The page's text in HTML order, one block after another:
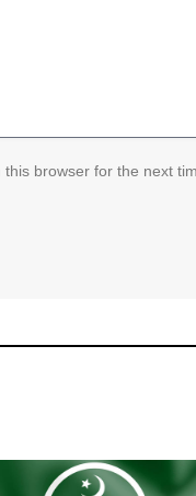
browser for the next